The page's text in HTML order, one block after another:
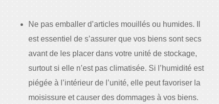
Ne pas emballer d’articles mouillés ou humides. Il
est essentiel de s’assurer que vos biens sont secs
avant de les placer dans votre unité de stockage,
surtout si elle n’est pas climatisée. Si l’humidité est
piégée à l’intérieur de l’unité, elle peut favoriser la
moisissure et causer des dommages à vos biens.